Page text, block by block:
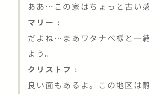
ああ…この家はちょっと古い感
マリー :
だよね…まあワタナベ様と一
よう。
クリストフ :
良い面もあるよ。この地区は